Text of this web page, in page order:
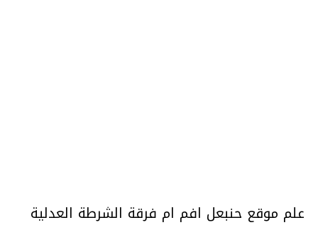
علم موقع حنبعل افم ام فرقة الشرطة العدلية